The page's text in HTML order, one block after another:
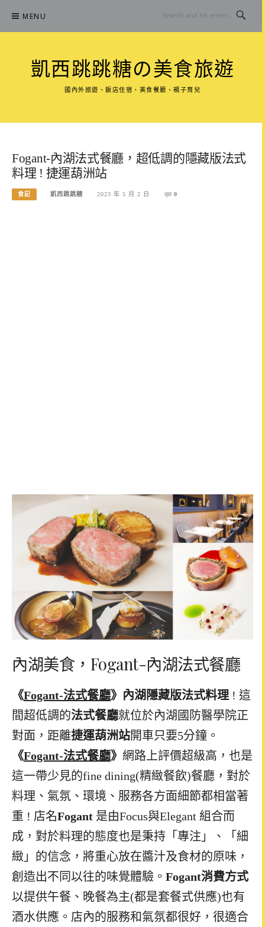
content
MENU
凱西跳跳糖の美食旅遊
國內外旅遊、飯店住宿、美食餐廳、親子育兒
Fogant-內湖法式餐廳，超低調的隱藏版法式
料理 ! 捷運葫洲站
食記 凱西跳跳糖 2023 年 5 月 2 日 0
內湖美食，Fogant-內湖法式餐廳
《Fogant-法式餐廳》內湖隱藏版法式料理 ! 這
間超低調的法式餐廳就位於內湖國防醫學院正
對面，距離捷運葫洲站開車只要5分鐘。
《Fogant-法式餐廳》 網路上評價超級高，也是
這一帶少見的fine dining(精緻餐飲)餐廳，對於
料理、氣氛、環境、服務各方面細節都相當著
重 ! 店名Fogant 是由Focus與Elegant 組合而
成，對於料理的態度也是秉持「專注」、「細
緻」的信念，將重心放在醬汁及食材的原味，
創造出不同以往的味覺體驗。 Fogant消費方式
以提供午餐、晚餐為主(都是套餐式供應)也有
酒水供應。店內的服務和氣氛都很好，很適合